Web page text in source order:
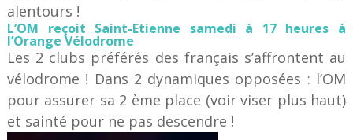
alentours !
L’OM reçoit Saint-Etienne samedi à 17 heures à
l’Orange Vélodrome
Les 2 clubs préférés des français s’affrontent au
vélodrome ! Dans 2 dynamiques opposées : l’OM
pour assurer sa 2 ème place (voir viser plus haut)
et sainté pour ne pas descendre !